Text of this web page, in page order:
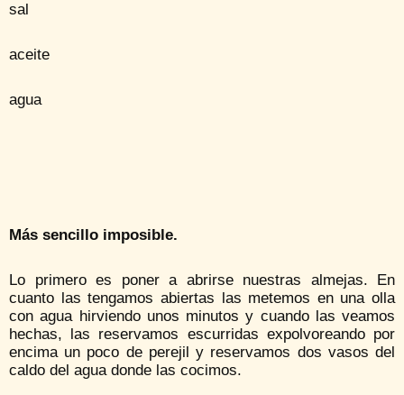
sal
aceite
agua
Más sencillo imposible.
Lo primero es poner a abrirse nuestras almejas. En
cuanto las tengamos abiertas las metemos en una olla
con agua hirviendo unos minutos y cuando las veamos
hechas, las reservamos escurridas expolvoreando por
encima un poco de perejil y reservamos dos vasos del
caldo del agua donde las cocimos.